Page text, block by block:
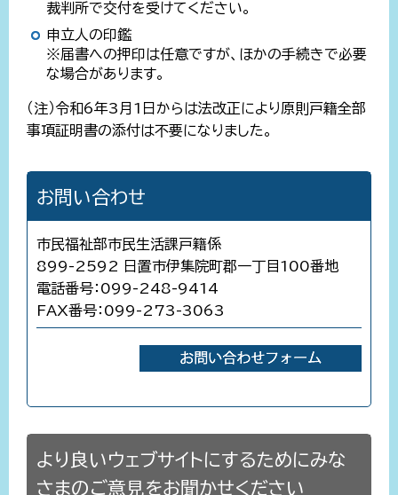
裁判所で交付を受けてください。
申立人の印鑑
※届書への押印は任意ですが、ほかの手続きで必要
な場合があります。
（注）令和6年3月1日からは法改正により原則戸籍全部
事項証明書の添付は不要になりました。
お問い合わせ
市民福祉部市民生活課戸籍係
899-2592 日置市伊集院町郡一丁目100番地
電話番号：099-248-9414
FAX番号：099-273-3063
より良いウェブサイトにするためにみな
さまのご意見をお聞かせください